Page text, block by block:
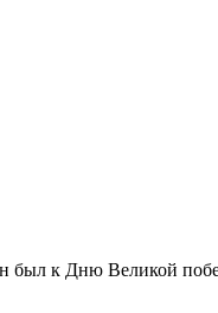
был к Дню Великой